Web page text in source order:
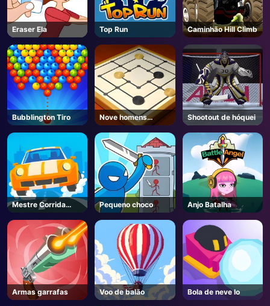
AD
Eraser Ela Top Run Caminhão Hill Climb
Bubblington Tiro
Nove homens
Morris
Shootout de hóquei
Mestre Corrida
Carro
Pequeno choco Anjo Batalha
Armas garrafas Voo de balão Bola de neve Io